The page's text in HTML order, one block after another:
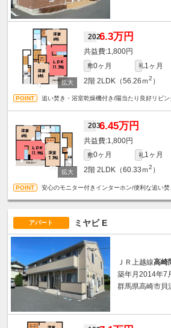
2026.3万円
1,800円
敷0ヶ月 礼1ヶ月
2階 2LDK（56.26ｍ2 ）
追い焚き・浴室乾燥機付き/陽当たり良好リビ
2036.45万円
1,800円
敷0ヶ月 礼1ヶ月
2階 2LDK（60.33ｍ2 ）
安心のモニター付きインターホン/便利な追い
アパート ミヤビ E
ＪＲ上越線高崎
築年月2014年7
群馬県高崎市貝